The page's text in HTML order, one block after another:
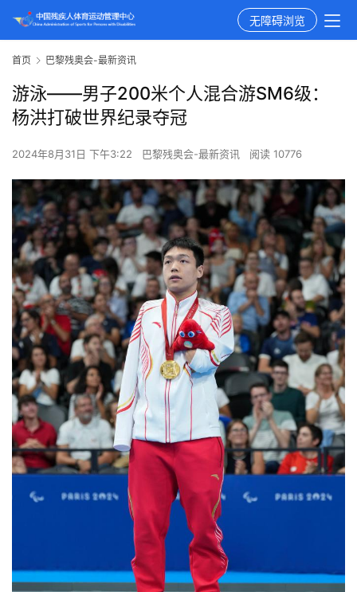
无障碍浏览
首页 巴黎残奥会-最新资讯
游泳——男子200米个人混合游SM6级：
杨洪打破世界纪录夺冠
2024年8月31日 下午3:22 巴黎残奥会-最新资讯 阅读 10776